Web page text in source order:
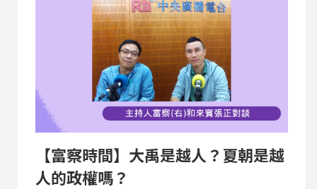
ON 、SPOTIFY 、Apple Podcasts 、Google 播
【富察時間】大禹是越人？夏朝是越
人的政權嗎？